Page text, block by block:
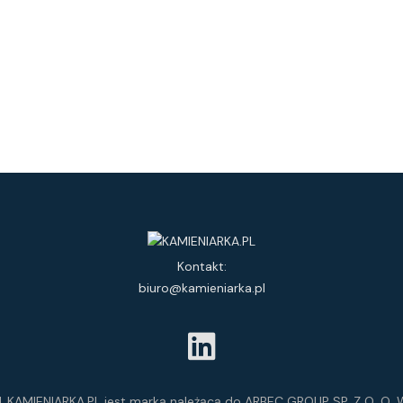
Kontakt:
biuro@kamieniarka.pl